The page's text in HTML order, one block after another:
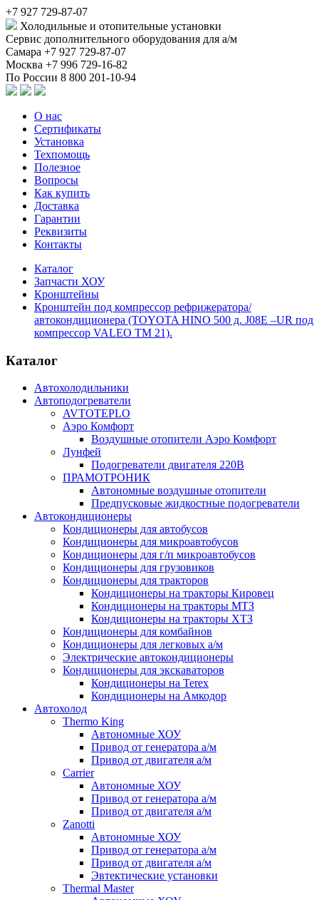
+7 927 729-87-07
Холодильные и отопительные установки
Сервис дополнительного оборудования для а/м
Самара +7 927 729-87-07
Москва +7 996 729-16-82
По России 8 800 201-10-94
О нас
Сертификаты
Установка
Техпомощь
Полезное
Вопросы
Как купить
Доставка
Гарантии
Реквизиты
Контакты
Каталог
Запчасти ХОУ
Кронштейны
Кронштейн под компрессор рефрижератора/
автокондиционера (TOYOTA HINO 500 д. J08E –UR под
компрессор VALEO TM 21).
Каталог
Автохолодильники
Автоподогреватели
AVTOTEPLO
Аэро Комфорт
Воздушные отопители Аэро Комфорт
Лунфей
Подогреватели двигателя 220В
ПРАМОТРОНИК
Автономные воздушные отопители
Предпусковые жидкостные подогреватели
Автокондиционеры
Кондиционеры для автобусов
Кондиционеры для микроавтобусов
Кондиционеры для г/п микроавтобусов
Кондиционеры для грузовиков
Кондиционеры для тракторов
Кондиционеры на тракторы Кировец
Кондиционеры на тракторы МТЗ
Кондиционеры на тракторы ХТЗ
Кондиционеры для комбайнов
Кондиционеры для легковых а/м
Электрические автокондиционеры
Кондиционеры для экскаваторов
Кондиционеры на Terex
Кондиционеры на Амкодор
Автохолод
Thermo King
Автономные ХОУ
Привод от генератора а/м
Привод от двигателя а/м
Carrier
Автономные ХОУ
Привод от генератора а/м
Привод от двигателя а/м
Zanotti
Автономные ХОУ
Привод от генератора а/м
Привод от двигателя а/м
Эвтектические установки
Thermal Master